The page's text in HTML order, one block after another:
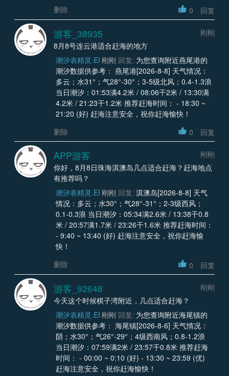
删除
0 回复
游客_38935
刚刚
8月8号连云港适合赶海的地方
潮汐表精灵.EI 刚刚 回复: 为您查询附近燕尾港的
潮汐数据供参考： 燕尾港[2026-8-8] 天气情况：
多云；水31°；气28°-30°；3-5级北风；0.4-1.3浪
当日潮汐：01:53满4.2米 / 08:06干2米 / 13:30满
4.2米 / 21:23干1.2米 推荐赶海时间： - 18:30 ~
21:20 (好) 赶海注意安全，祝你赶海愉快！
删除
0 回复
APP游客
刚刚
你好，8月8日珠海淇澳岛几点适合赶海？赶海地点
有推荐吗？
潮汐表精灵.EI 刚刚 回复: 淇澳岛[2026-8-8] 天气
情况：多云；水30°；气28°-31°；2-3级西风；
0.1-0.3浪 当日潮汐：05:34满2.6米 / 13:38干0.8
米 / 20:57满1.7米 / 23:26干1.6米 推荐赶海时间：
- 9:40 ~ 13:40 (好) 赶海注意安全，祝你赶海愉
快！
删除
0 回复
游客_92648
刚刚
今天这个时候棋子湾附近，几点适合赶海？
潮汐表精灵.EI 刚刚 回复: 为您查询附近海尾镇的
潮汐数据供参考： 海尾镇[2026-8-6] 天气情况：
阴；水30°；气26°-29°；4级西南风；0.8-1.2浪
当日潮汐：07:59满2米 / 23:57干0.8米 推荐赶海
时间： - 00:00 ~ 0:10 (好) - 13:30 ~ 23:59 (优)
赶海注意安全，祝你赶海愉快！